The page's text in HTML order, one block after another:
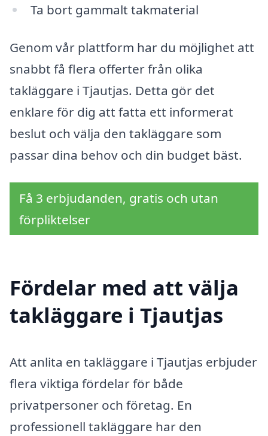
Ta bort gammalt takmaterial
Genom vår plattform har du möjlighet att
snabbt få flera offerter från olika
takläggare i Tjautjas. Detta gör det
enklare för dig att fatta ett informerat
beslut och välja den takläggare som
passar dina behov och din budget bäst.
Få 3 erbjudanden, gratis och utan
förpliktelser
Fördelar med att välja
takläggare i Tjautjas
Att anlita en takläggare i Tjautjas erbjuder
flera viktiga fördelar för både
privatpersoner och företag. En
professionell takläggare har den